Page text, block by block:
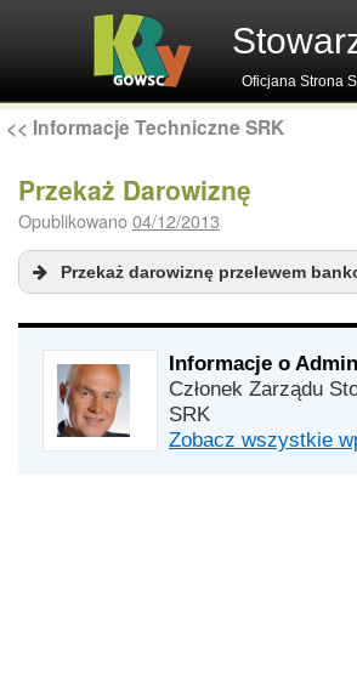
Oficjana Strona
<< Informacje Techniczne SRK
Przekaż Darowiznę
Opublikowano04/12/2013
Przekaż darowiznę przelewem
Informacje o
Członek Zarządu
SRK
Zobacz wszystkie